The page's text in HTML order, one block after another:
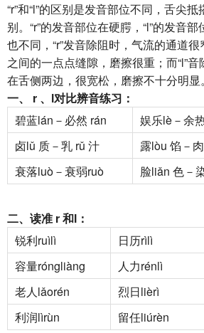
“r”和“l”的区别是发音部位不同，舌尖
别。“r”的发音部位在硬腭，“l”的发音
也不同，“r”发音除阻时，气流的通道
之间的一点点缝隙，磨擦很重；而“l”
在舌侧两边，很宽松，磨擦不十分明显。
一、 r 、l对比辨音练习：
碧蓝lán－必然 rán
娱乐lè－余
卤lǔ 质－乳 rǔ 汁
露lòu 馅－
衰落luò－衰弱ruò
脸liǎn 色－
二、读准 r 和l：
锐利ruìlì
日历rìlì
容量róngliàng
人力rénlì
老人lǎorén
烈日lièrì
利润lìrùn
留任liúrèn